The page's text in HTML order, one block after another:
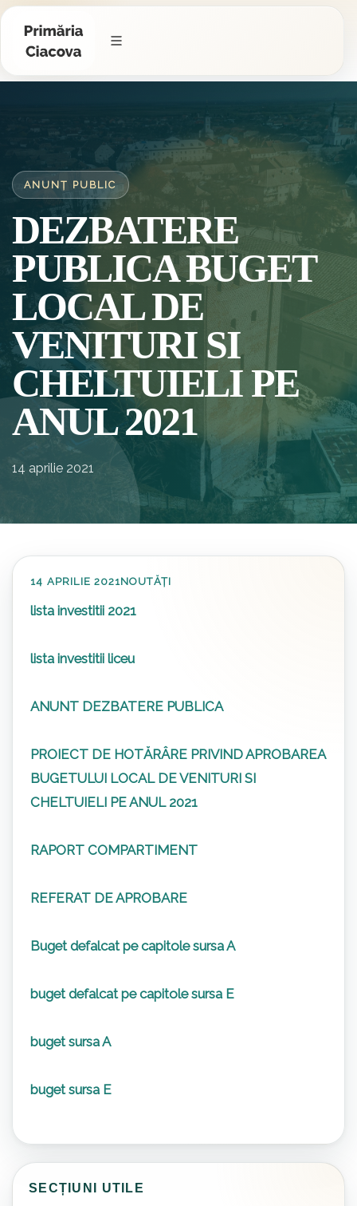
ANUNȚ PUBLIC
DEZBATERE
PUBLICA BUGET
LOCAL DE
VENITURI SI
CHELTUIELI PE
ANUL 2021
14 aprilie 2021
14 APRILIE 2021NOUTĂȚI
lista investitii 2021
lista investitii liceu
ANUNT DEZBATERE PUBLICA
PROIECT DE HOTĂRÂRE PRIVIND APROBAREA
BUGETULUI LOCAL DE VENITURI SI
CHELTUIELI PE ANUL 2021
RAPORT COMPARTIMENT
REFERAT DE APROBARE
Buget defalcat pe capitole sursa A
buget defalcat pe capitole sursa E
buget sursa A
buget sursa E
SECȚIUNI UTILE